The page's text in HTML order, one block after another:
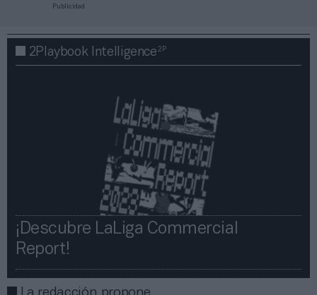
Publicidad
2Playbook Intelligence2P
¡Descubre LaLiga Commercial
Report!​​